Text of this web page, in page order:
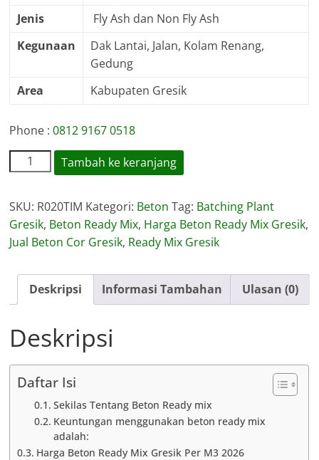
Jenis
Fly Ash dan Non Fly Ash
Kegunaan
Dak Lantai, Jalan, Kolam Renang,
Gedung
Area
Kabupaten Gresik
Phone :0812 9167 0518
Kuantitas
Harga
Mix
Gresik
Tambah ke keranjang
SKU: R020TIM Kategori: Beton Tag: Batching Plant
Gresik, Beton Ready Mix, Harga Beton Ready Mix Gresik,
Jual Beton Cor Gresik, Ready Mix Gresik
Deskripsi Informasi Tambahan Ulasan (0)
Deskripsi
Daftar Isi
Sekilas Tentang Beton Ready mix
Keuntungan menggunakan beton ready mix
adalah:
Harga Beton Ready Mix Gresik Per M3 2026